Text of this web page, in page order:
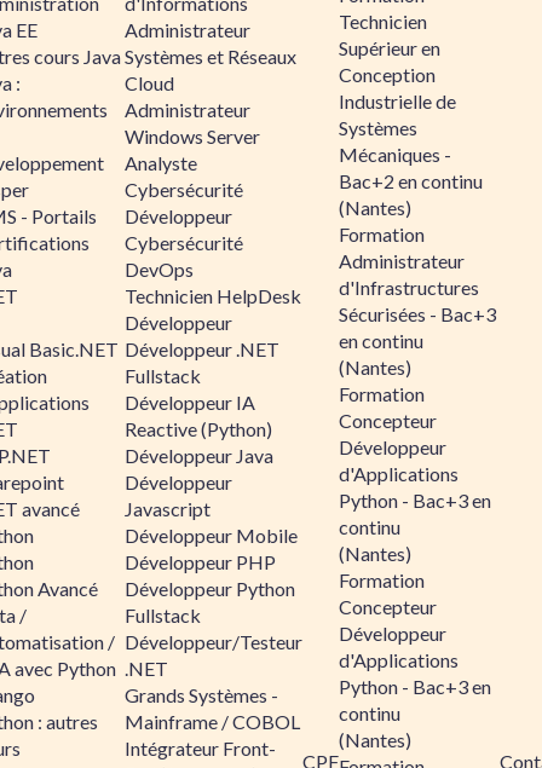
EE
cours Java
:
- Portails
Basic.NET
avancé
Avancé
/
/
avec Python
: autres
Administrateur
Systèmes et Réseaux
Cloud
Administrateur
Windows Server
Analyste
Cybersécurité
Développeur
Cybersécurité
DevOps
Technicien HelpDesk
Développeur
Développeur .NET
Fullstack
Développeur IA
Reactive (Python)
Développeur Java
Développeur
Javascript
Développeur Mobile
Développeur PHP
Développeur Python
Fullstack
Développeur/Testeur
.NET
Grands Systèmes -
Mainframe / COBOL
Intégrateur Front-
CPF
Technicien
Supérieur en
Conception
Industrielle de
Systèmes
Mécaniques -
Bac+2 en continu
(Nantes)
Formation
Administrateur
d'Infrastructures
Sécurisées - Bac+3
en continu
(Nantes)
Formation
Concepteur
Développeur
d'Applications
Python - Bac+3 en
continu
(Nantes)
Formation
Concepteur
Développeur
d'Applications
Python - Bac+3 en
continu
(Nantes)